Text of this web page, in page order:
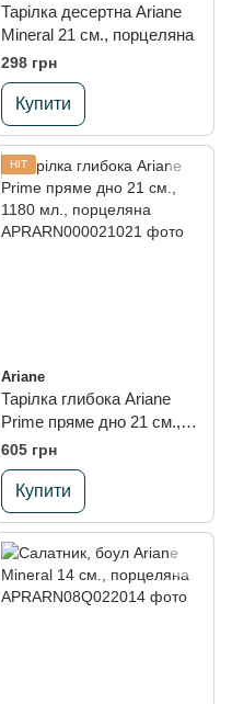
Тарілка десертна Ariane
Mineral 21 см., порцеляна
298 грн
Купити
HIT
Ariane
Тарілка глибока Ariane
Prime пряме дно 21 см.,
1180 мл., порцеляна
605 грн
Купити